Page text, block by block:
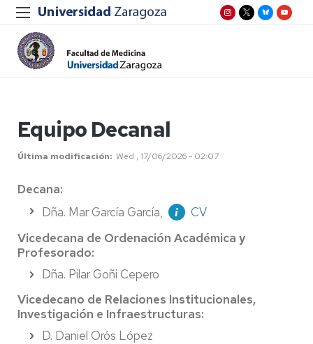
Equipo Decanal
Última modificación Wed , 17/06/2026 - 02:07
Decana:
Dña. Mar García García,
CV
Vicedecana de Ordenación Académica y
Profesorado:
Dña. Pilar Goñi Cepero
Vicedecano de Relaciones Institucionales,
Investigación e Infraestructuras:
D. Daniel Orós López